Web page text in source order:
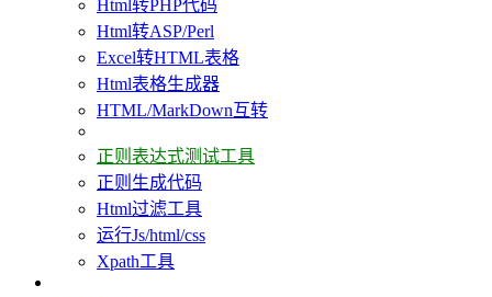
Html转PHP代码
Html转ASP/Perl
Excel转HTML表格
Html表格生成器
HTML/MarkDown互转
正则表达式测试工具
正则生成代码
Html过滤工具
运行Js/html/css
Xpath工具